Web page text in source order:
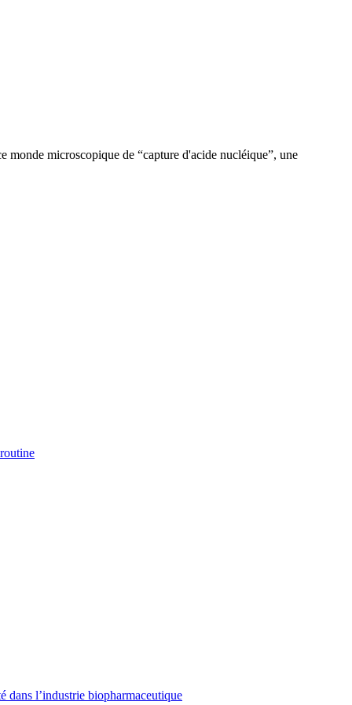
monde microscopique de “capture d'acide nucléique”, une
dans l’industrie biopharmaceutique